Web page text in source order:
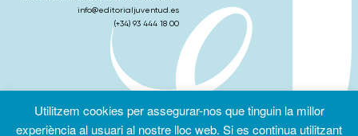
info@editorialjuventud.es
(+34) 93 444 18 00
Condicions
Política de
Política de
cookies
Utilitzem cookies per assegurar-nos que tinguin la millor
experiència al usuari al nostre lloc web. Si es continua utilitzant